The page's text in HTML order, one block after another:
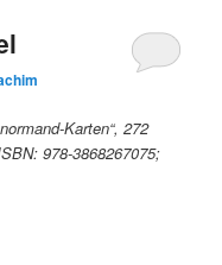
Karten“, 272
978-3868267075;